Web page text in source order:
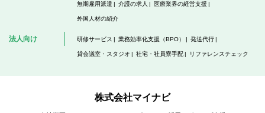
無期雇用派遣 介護の求人 医療業界の経営支援
外国人材の紹介
法人向け 研修サービス 業務効率化支援（BPO） 発送代行
貸会議室・スタジオ 社宅・社員寮手配 リファレンスチェック
株式会社マイナビ